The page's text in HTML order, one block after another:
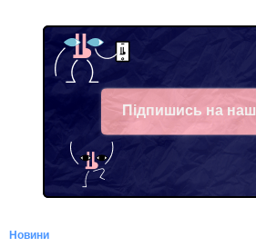
Підпишись на наш
Facebook
Новини